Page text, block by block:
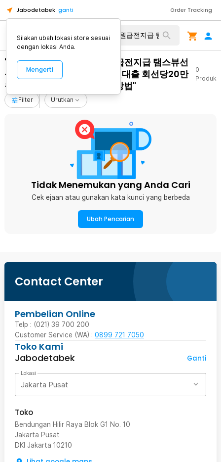
Jabodetabek ganti Order Tracking
"탤그 TSBusim 당일30만원급전지급 탬스뷰선
불유심내구제 연체자소액급전대출 회선당20만
원내구제 시흥시지원금 받는방법"
0
Produk
Filter Urutkan
Tidak Menemukan yang Anda Cari
Cek ejaan atau gunakan kata kunci yang berbeda
Ubah Pencarian
Contact Center
Pembelian Online
Telp : (021) 39 700 200
Customer Service (WA) : 0899 721 7050
Toko Kami
Jabodetabek
Ganti
Lokasi
Jakarta Pusat
Toko
Bendungan Hilir Raya Blok G1 No. 10
Jakarta Pusat
DKI Jakarta 10210
Silakan ubah lokasi store sesuai
dengan lokasi Anda.
Mengerti